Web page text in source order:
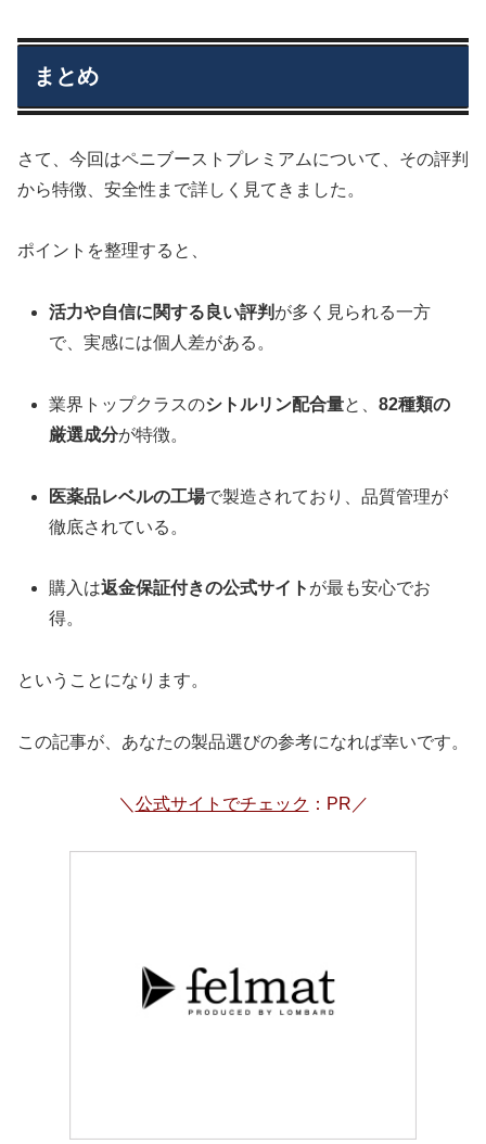
まとめ
さて、今回はペニブーストプレミアムについて、その評判
から特徴、安全性まで詳しく見てきました。
ポイントを整理すると、
活力や自信に関する良い評判 が多く見られる一方
で、実感には個人差がある。
業界トップクラスのシトルリン配合量と、82種類の
厳選成分が特徴。
医薬品レベルの工場で製造されており、品質管理が
徹底されている。
購入は返金保証付きの公式サイト が最も安心でお
得。
ということになります。
この記事が、あなたの製品選びの参考になれば幸いです。
＼ 公式サイトでチェック ：PR／